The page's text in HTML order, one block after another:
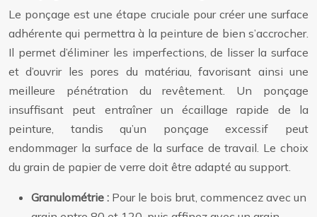
Le ponçage est une étape cruciale pour créer une surface
adhérente qui permettra à la peinture de bien s’accrocher.
Il permet d’éliminer les imperfections, de lisser la surface
et d’ouvrir les pores du matériau, favorisant ainsi une
meilleure pénétration du revêtement. Un ponçage
insuffisant peut entraîner un écaillage rapide de la
peinture, tandis qu’un ponçage excessif peut
endommager la surface de la surface de travail. Le choix
du grain de papier de verre doit être adapté au support.
Granulométrie : Pour le bois brut, commencez avec un